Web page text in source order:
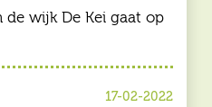
wijk De Kei gaat op
17-02-2022